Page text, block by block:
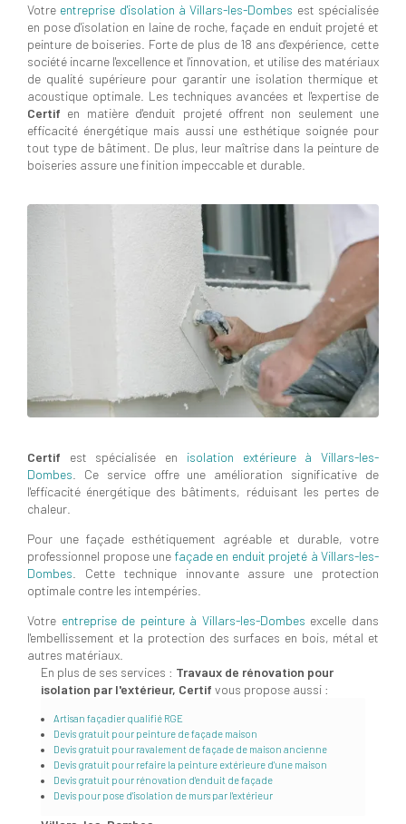
Votre entreprise d'isolation à Villars-les-Dombes est spécialisée
en pose d'isolation en laine de roche, façade en enduit projeté et
peinture de boiseries. Forte de plus de 18 ans d'expérience, cette
société incarne l'excellence et l'innovation, et utilise des matériaux
de qualité supérieure pour garantir une isolation thermique et
acoustique optimale. Les techniques avancées et l'expertise de
Certif en matière d'enduit projeté offrent non seulement une
efficacité énergétique mais aussi une esthétique soignée pour
tout type de bâtiment. De plus, leur maîtrise dans la peinture de
boiseries assure une finition impeccable et durable.
Certif est spécialisée en isolation extérieure à Villars-les-
Dombes . Ce service offre une amélioration significative de
l'efficacité énergétique des bâtiments, réduisant les pertes de
chaleur.
Pour une façade esthétiquement agréable et durable, votre
professionnel propose une façade en enduit projeté à Villars-les-
Dombes . Cette technique innovante assure une protection
optimale contre les intempéries.
Votre entreprise de peinture à Villars-les-Dombes excelle dans
l'embellissement et la protection des surfaces en bois, métal et
autres matériaux.
En plus de ses services : Travaux de rénovation pour
isolation par l'extérieur, Certif vous propose aussi :
Artisan façadier qualifié RGE
Devis gratuit pour peinture de façade maison
Devis gratuit pour ravalement de façade de maison ancienne
Devis gratuit pour refaire la peinture extérieure d'une maison
Devis gratuit pour rénovation d'enduit de façade
Devis pour pose d'isolation de murs par l'extérieur